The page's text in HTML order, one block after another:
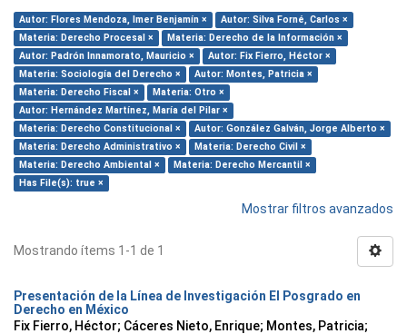
Autor: Flores Mendoza, Imer Benjamín ×
Autor: Silva Forné, Carlos ×
Materia: Derecho Procesal ×
Materia: Derecho de la Información ×
Autor: Padrón Innamorato, Mauricio ×
Autor: Fix Fierro, Héctor ×
Materia: Sociología del Derecho ×
Autor: Montes, Patricia ×
Materia: Derecho Fiscal ×
Materia: Otro ×
Autor: Hernández Martínez, María del Pilar ×
Materia: Derecho Constitucional ×
Autor: González Galván, Jorge Alberto ×
Materia: Derecho Administrativo ×
Materia: Derecho Civil ×
Materia: Derecho Ambiental ×
Materia: Derecho Mercantil ×
Has File(s): true ×
Mostrar filtros avanzados
Mostrando ítems 1-1 de 1
Presentación de la Línea de Investigación El Posgrado en
Derecho en México
Fix Fierro, Héctor; Cáceres Nieto, Enrique; Montes, Patricia;